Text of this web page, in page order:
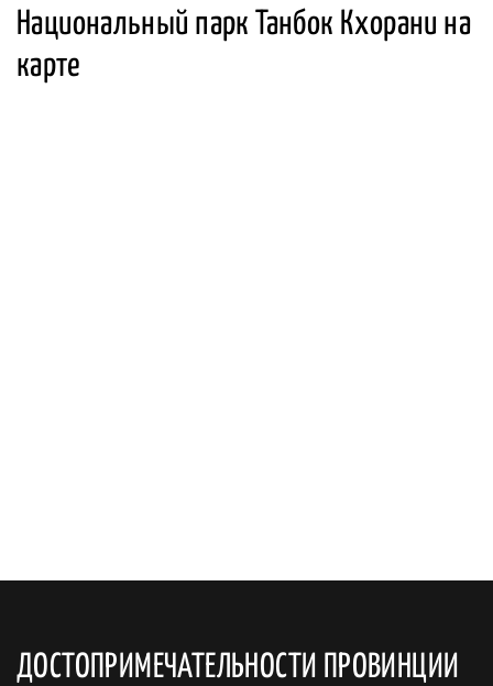
Национальный парк Танбок Кхорани на
карте
ДОСТОПРИМЕЧАТЕЛЬНОСТИ ПРОВИНЦИИ